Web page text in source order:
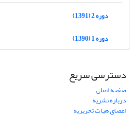
دوره 2 (1391)
دوره 1 (1390)
دسترسی سریع
صفحه اصلی
درباره نشریه
اعضای هیات تحریریه